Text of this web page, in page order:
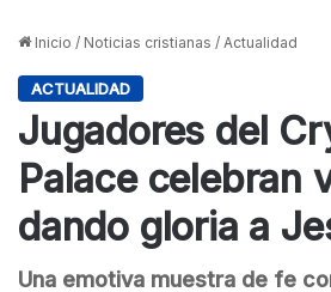
Inicio / Noticias cristianas / Actualidad
ACTUALIDAD
Jugadores del
Palace celebran
dando gloria a
Una emotiva muestra de fe